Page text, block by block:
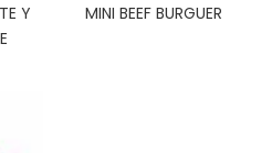
Y
MINI BEEF BURGUER